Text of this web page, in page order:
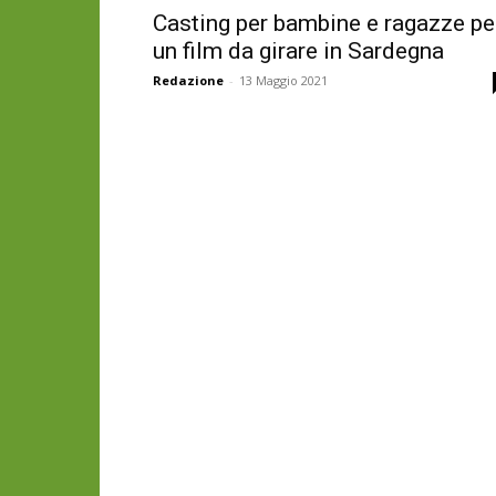
Casting per bambine e ragazze
un film da girare in Sardegna
Redazione - 13 Maggio 2021